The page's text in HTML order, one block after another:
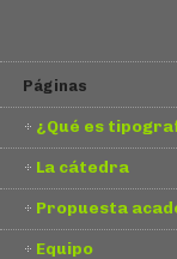
Páginas
¿Qué es
La cátedra
Propuesta
Equipo